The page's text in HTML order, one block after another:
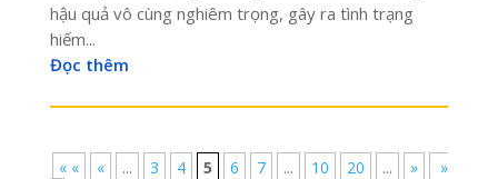
hậu quả vô cùng nghiêm trọng, gây ra tình trạng
hiếm...
Đọc thêm
« « « ... 3 4 5 6 7 ... 10 20 ... »
»